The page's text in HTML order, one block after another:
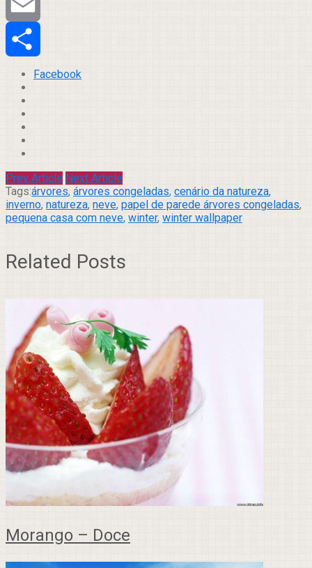
Tumblr
Email
Compartilhar
Facebook
Prev Article Next Article
Tags:árvores, árvores congeladas, cenário da natureza,
inverno, natureza, neve, papel de parede árvores congeladas,
pequena casa com neve, winter, winter wallpaper
Related Posts
Morango – Doce